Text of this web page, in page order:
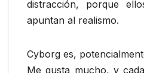
distracción, porque
apuntan al realismo.
Cyborg es,
Me gusta mucho, y